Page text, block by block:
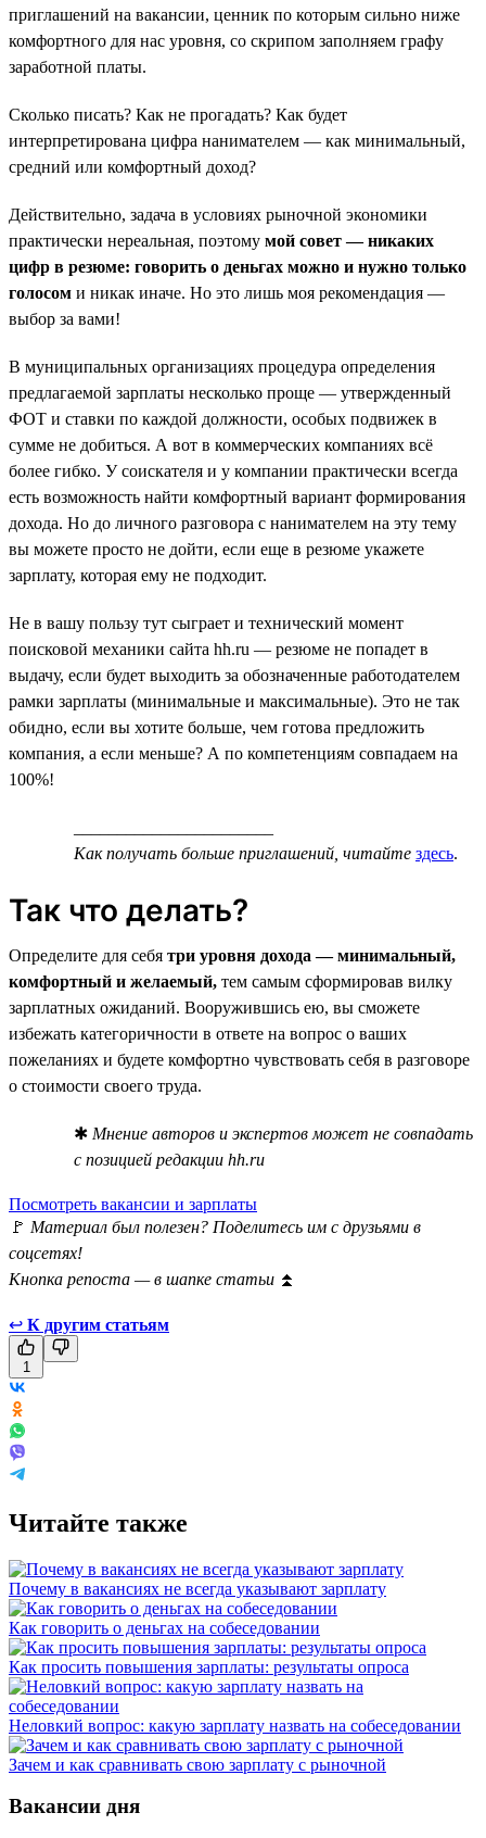
приглашений на вакансии, ценник по которым сильно ниже
комфортного для нас уровня, со скрипом заполняем графу
заработной платы.
Сколько писать? Как не прогадать? Как будет
интерпретирована цифра нанимателем — как минимальный,
средний или комфортный доход?
Действительно, задача в условиях рыночной экономики
практически нереальная, поэтому мой совет — никаких
цифр в резюме: говорить о деньгах можно и нужно только
голосом и никак иначе. Но это лишь моя рекомендация —
выбор за вами!
В муниципальных организациях процедура определения
предлагаемой зарплаты несколько проще — утвержденный
ФОТ и ставки по каждой должности, особых подвижек в
сумме не добиться. А вот в коммерческих компаниях всё
более гибко. У соискателя и у компании практически всегда
есть возможность найти комфортный вариант формирования
дохода. Но до личного разговора с нанимателем на эту тему
вы можете просто не дойти, если еще в резюме укажете
зарплату, которая ему не подходит.
Не в вашу пользу тут сыграет и технический момент
поисковой механики сайта hh.ru — резюме не попадет в
выдачу, если будет выходить за обозначенные работодателем
рамки зарплаты (минимальные и максимальные). Это не так
обидно, если вы хотите больше, чем готова предложить
компания, а если меньше? А по компетенциям совпадаем на
100%!
Как получать больше приглашений, читайте здесь.
Так что делать?
Определите для себя три уровня дохода — минимальный,
комфортный и желаемый, тем самым сформировав вилку
зарплатных ожиданий. Вооружившись ею, вы сможете
избежать категоричности в ответе на вопрос о ваших
пожеланиях и будете комфортно чувствовать себя в разговоре
о стоимости своего труда.
✱ Мнение авторов и экспертов может не совпадать
с позицией редакции hh.ru
Посмотреть вакансии и зарплаты
🚩 Материал был полезен? Поделитесь им с друзьями в
соцсетях!
Кнопка репоста — в шапке статьи ⏫
↩ К другим статьям
1
Читайте также
Почему в вакансиях не всегда указывают зарплату
Как говорить о деньгах на собеседовании
Как просить повышения зарплаты: результаты опроса
Неловкий вопрос: какую зарплату назвать на собеседовании
Зачем и как сравнивать свою зарплату с рыночной
Вакансии дня